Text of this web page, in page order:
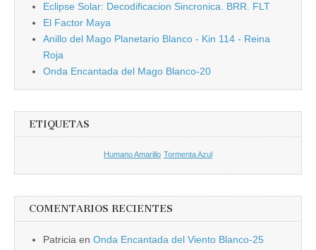
Eclipse Solar: Decodificacion Sincronica. BRR. FLT
El Factor Maya
Anillo del Mago Planetario Blanco - Kin 114 - Reina
Roja
Onda Encantada del Mago Blanco-20
ETIQUETAS
Humano Amarillo Tormenta Azul
COMENTARIOS RECIENTES
Patricia en Onda Encantada del Viento Blanco-25